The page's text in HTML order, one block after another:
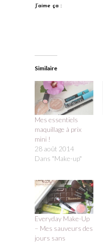
J’aime ça :
Similaire
Mes essentiels
maquillage à prix
mini !
28 août 2014
Dans "Make-up"
Everyday Make-Up
– Mes sauveurs des
jours sans